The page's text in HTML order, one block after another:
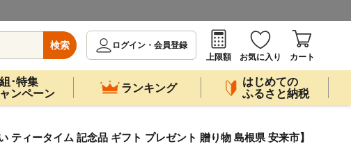
検索
ログイン・会員登録
上限額
お気に入り カート
･特集
ンペーン
ランキング
はじめての
ふるさと納税
ィータイム 記念品 ギフト プレゼント 贈り物 島根県 安来市】